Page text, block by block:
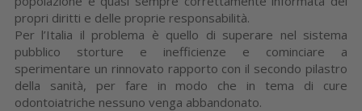
propri diritti e delle proprie responsabilità.
Per l’Italia il problema è quello di superare nel sistema
pubblico storture e inefficienze e cominciare a
sperimentare un rinnovato rapporto con il secondo pilastro
della sanità, per fare in modo che in tema di cure
odontoiatriche nessuno venga abbandonato.